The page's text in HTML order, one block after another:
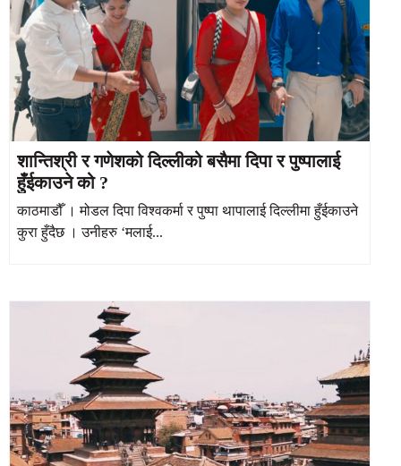
शान्तिश्री र गणेशको दिल्लीको बसैमा दिपा र पुष्पालाई
हुँईकाउने को ?
काठमाडौँ । मोडल दिपा विश्वकर्मा र पुष्पा थापालाई दिल्लीमा हुँईकाउने
कुरा हुँदैछ । उनीहरु ‘मलाई...